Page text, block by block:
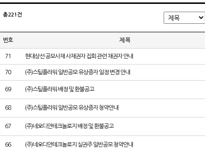
총 221건
번호 제 목
71 현대상선 공모사채 사채권자 집회 관련 채권자 안내
70 (주)스틸플라워 일반공모 유상증자 일정 변경 안내
69 (주)스틸플라워 배정 및 환불공고
68 (주)스틸플라워 일반공모 유상증자 청약안내
67 (주)네오디안테크놀로지 배정 및 환불공고
66 (주)네오디안테크놀로지 실권주 일반공모 청약안내